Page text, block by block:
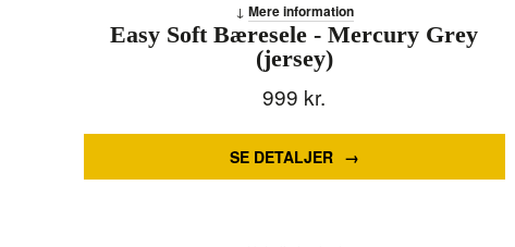
Easy Soft Bæresele - Mercury Grey
(jersey)
999 kr.
SE DETALJER
Mere information